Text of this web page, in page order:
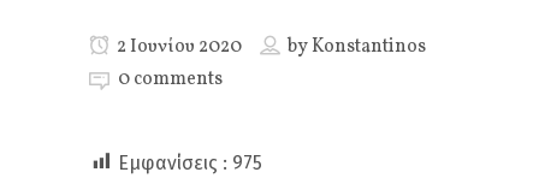
2 Ιουνίου 2020 byKonstantinos
0 comments
Εμφανίσεις : 975